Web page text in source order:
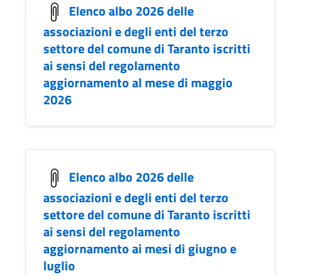
Elenco albo 2026 delle
associazioni e degli enti del terzo
settore del comune di Taranto iscritti
ai sensi del regolamento
aggiornamento al mese di maggio
2026
Elenco albo 2026 delle
associazioni e degli enti del terzo
settore del comune di Taranto iscritti
ai sensi del regolamento
aggiornamento ai mesi di giugno e
luglio